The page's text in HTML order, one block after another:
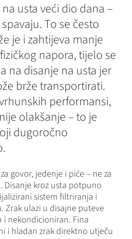
usta veći dio dana –
To se često
je i zahtijeva manje
napora, tijelo se
na disanje na usta jer
brže transportirati.
performansi,
olakšanje – to je
dugoročno
govor, jedenje i piće – ne za
kroz usta potpuno
sistem filtriranja i
Zrak ulazi u disajne puteve
i nekondicioniran. Fina
i hladan zrak direktno utječu